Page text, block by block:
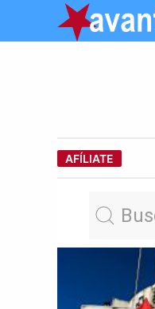
AFÍLIATE